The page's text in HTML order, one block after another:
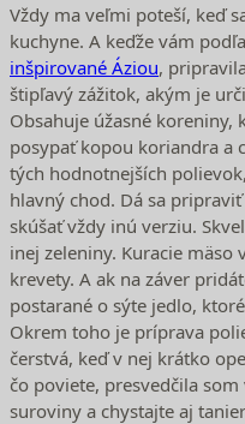
Vždy ma veľmi poteší, keď
kuchyne. A keďže vám
inšpirované Áziou,
štipľavý zážitok, akým je
Obsahuje úžasné koreniny,
posypať kopou koriandra a
tých hodnotnejších
hlavný chod. Dá sa
skúšať vždy inú verziu.
inej zeleniny. Kuracie mäso
krevety. A ak na záver
postarané o sýte jedlo,
Okrem toho je príprava
čerstvá, keď v nej krátko
čo poviete, presvedčila
suroviny a chystajte aj